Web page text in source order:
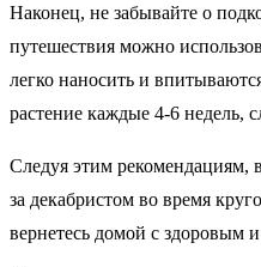
Наконец, не забывайте о
путешествия можно
легко наносить и
растение каждые 4-6 недель,
Следуя этим рекомендациям,
за декабристом во время
вернетесь домой с здоровым